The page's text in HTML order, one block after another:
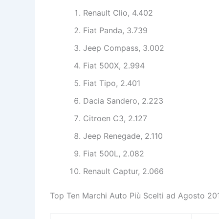
Renault Clio, 4.402
Fiat Panda, 3.739
Jeep Compass, 3.002
Fiat 500X, 2.994
Fiat Tipo, 2.401
Dacia Sandero, 2.223
Citroen C3, 2.127
Jeep Renegade, 2.110
Fiat 500L, 2.082
Renault Captur, 2.066
Top Ten Marchi Auto Più Scelti ad Agosto